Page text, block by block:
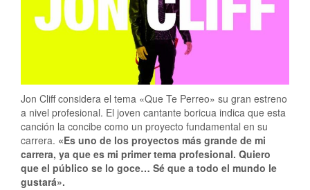
Jon Cliff considera el tema «Que Te Perreo» su gran estreno
a nivel profesional. El joven cantante boricua indica que esta
canción la concibe como un proyecto fundamental en su
carrera. «Es uno de los proyectos más grande de mi
carrera, ya que es mi primer tema profesional. Quiero
que el público se lo goce… Sé que a todo el mundo le
gustará».